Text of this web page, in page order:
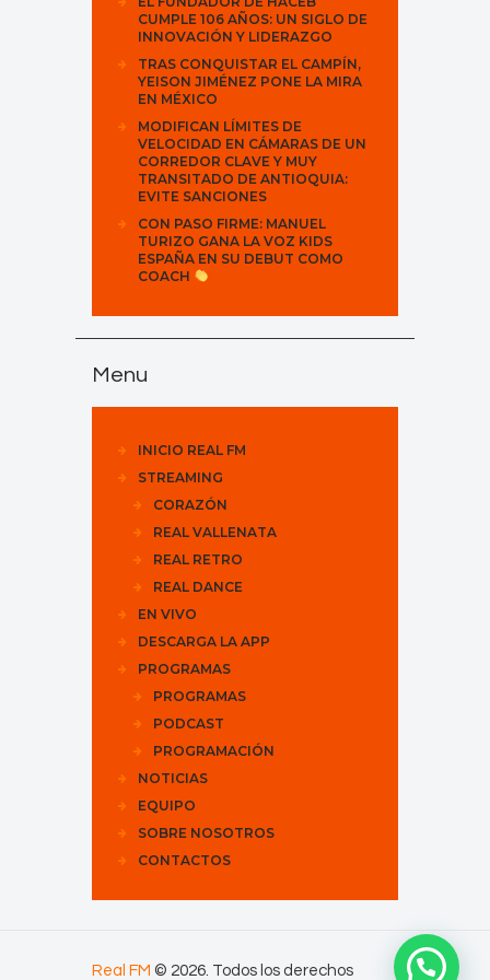
CUMPLE 106 AÑOS: UN SIGLO DE
INNOVACIÓN Y LIDERAZGO
TRAS CONQUISTAR EL CAMPÍN,
YEISON JIMÉNEZ PONE LA MIRA
EN MÉXICO
MODIFICAN LÍMITES DE
VELOCIDAD EN CÁMARAS DE UN
CORREDOR CLAVE Y MUY
TRANSITADO DE ANTIOQUIA:
EVITE SANCIONES
CON PASO FIRME: MANUEL
TURIZO GANA LA VOZ KIDS
ESPAÑA EN SU DEBUT COMO
COACH
Menu
INICIO REAL FM
STREAMING
CORAZÓN
REAL VALLENATA
REAL RETRO
REAL DANCE
EN VIVO
DESCARGA LA APP
PROGRAMAS
PROGRAMAS
PODCAST
PROGRAMACIÓN
NOTICIAS
EQUIPO
SOBRE NOSOTROS
CONTACTOS
Real FM © 2026. Todos los derechos